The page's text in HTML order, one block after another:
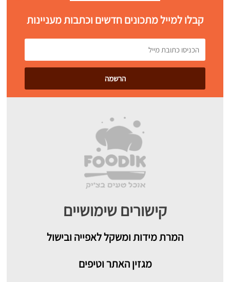
קבלו למייל מתכונים חדשים וכתבות מעניינות
קישורים שימושיים
המרת מידות ומשקל לאפייה ובישול
מגזין האתר וטיפים